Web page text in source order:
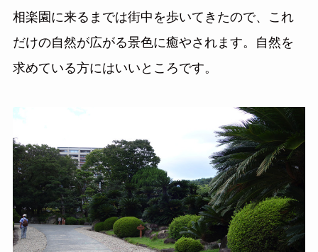
相楽園に来るまでは街中を歩いてきたので、これ
だけの自然が広がる景色に癒やされます。自然を
求めている方にはいいところです。